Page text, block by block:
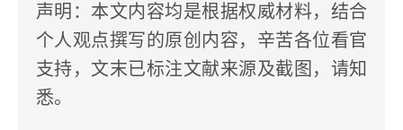
声明：本文内容均是根据权威材料，结合
个人观点撰写的原创内容，辛苦各位看官
支持，文末已标注文献来源及截图，请知
悉。